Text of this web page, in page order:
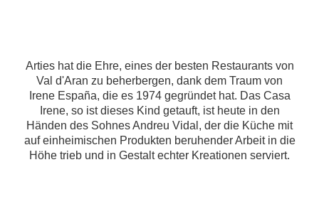
Arties hat die Ehre, eines der besten Restaurants von
Val d'Aran zu beherbergen, dank dem Traum von
Irene España, die es 1974 gegründet hat. Das Casa
Irene, so ist dieses Kind getauft, ist heute in den
Händen des Sohnes Andreu Vidal, der die Küche mit
auf einheimischen Produkten beruhender Arbeit in die
Höhe trieb und in Gestalt echter Kreationen serviert.